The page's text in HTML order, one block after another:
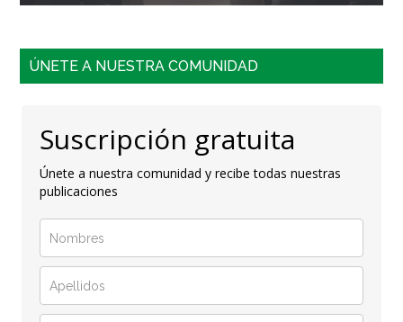
ÚNETE A NUESTRA COMUNIDAD
Suscripción gratuita
Únete a nuestra comunidad y recibe todas nuestras
publicaciones